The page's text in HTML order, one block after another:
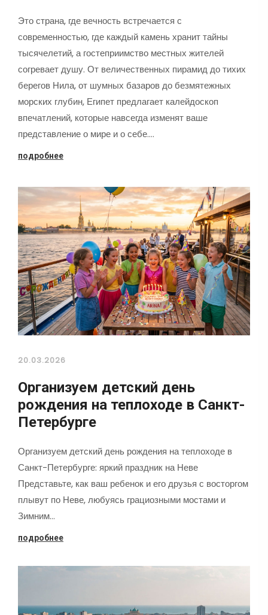
Это страна, где вечность встречается с
современностью, где каждый камень хранит тайны
тысячелетий, а гостеприимство местных жителей
согревает душу. От величественных пирамид до тихих
берегов Нила, от шумных базаров до безмятежных
морских глубин, Египет предлагает калейдоскоп
впечатлений, которые навсегда изменят ваше
представление о мире и о себе.…
подробнее
20.03.2026
Организуем детский день
рождения на теплоходе в Санкт-
Петербурге
Организуем детский день рождения на теплоходе в
Санкт-Петербурге: яркий праздник на Неве
Представьте, как ваш ребенок и его друзья с восторгом
плывут по Неве, любуясь грациозными мостами и
Зимним…
подробнее